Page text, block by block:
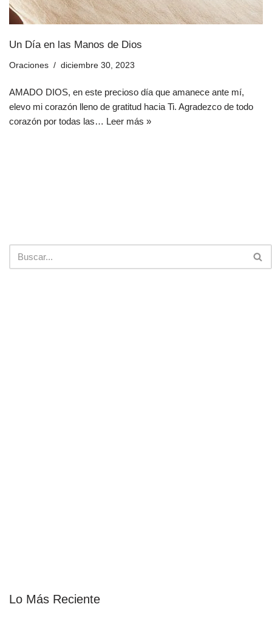
Un Día en las Manos de Dios
Oraciones diciembre 30, 2023
AMADO DIOS, en este precioso día que amanece ante mí,
elevo mi corazón lleno de gratitud hacia Ti. Agradezco de todo
corazón por todas las… Leer más »
Lo Más Reciente